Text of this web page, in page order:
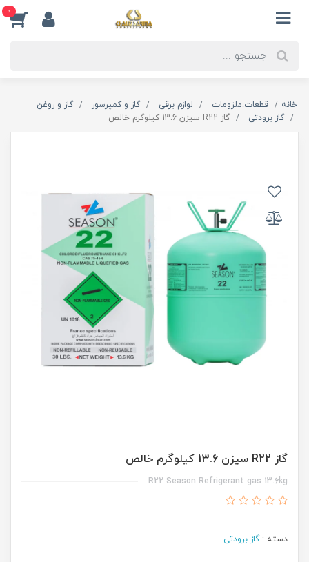
0
خانه قطعات.ملزومات لوازم برقی گاز و کمپرسور
گاز و روغن
گاز برودتی
گاز R22 سیزن 13.6 کیلوگرم خالص
گاز R22 سیزن 13.6 کیلوگرم خالص
R22 Season Refrigerant gas 13.6kg
دسته :گاز برودتی